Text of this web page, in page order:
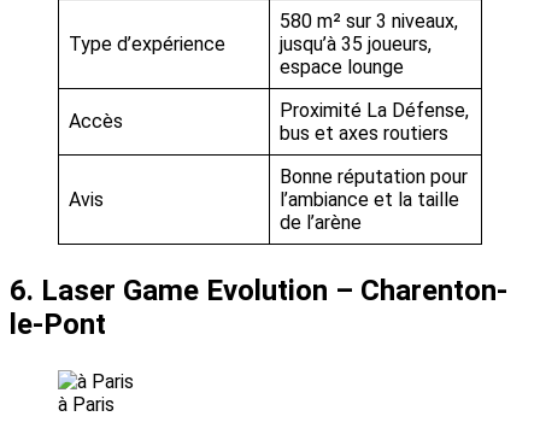
Type d’expérience
580 m² sur 3 niveaux,
jusqu’à 35 joueurs,
espace lounge
Accès
Proximité La Défense,
bus et axes routiers
Avis
Bonne réputation pour
l’ambiance et la taille
de l’arène
6. Laser Game Evolution – Charenton-
le-Pont
à Paris